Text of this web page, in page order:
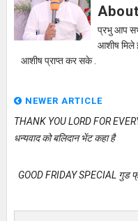
प्रभु आप
आशीष मिले
आशीष प्राप्त कर सके .
NEWER ARTICLE
THANK YOU LORD FOR
धन्यवाद को बलिदान भेंट कहा है
GOOD FRIDAY SPECIAL गुड